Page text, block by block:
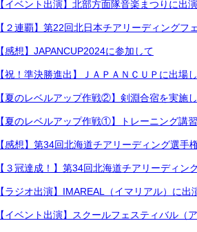
【イベント出演】北部方面隊音楽まつりに出
【２連覇】第22回北日本チアリーディングフ
【感想】JAPANCUP2024に参加して
【祝！準決勝進出】ＪＡＰＡＮＣＵＰに出場
【夏のレベルアップ作戦②】剣淵合宿を実施
【夏のレベルアップ作戦①】トレーニング講
【感想】第34回北海道チアリーディング選手
【３冠達成！】第34回北海道チアリーディン
【ラジオ出演】IMAREAL（イマリアル）に出
【イベント出演】スクールフェスティバル（